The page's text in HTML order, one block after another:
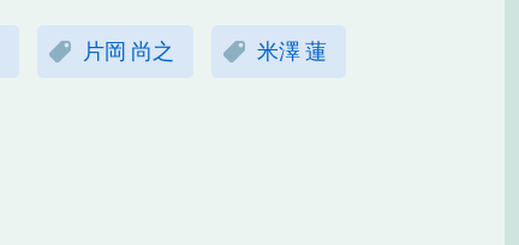
片岡 尚之 米澤 蓮